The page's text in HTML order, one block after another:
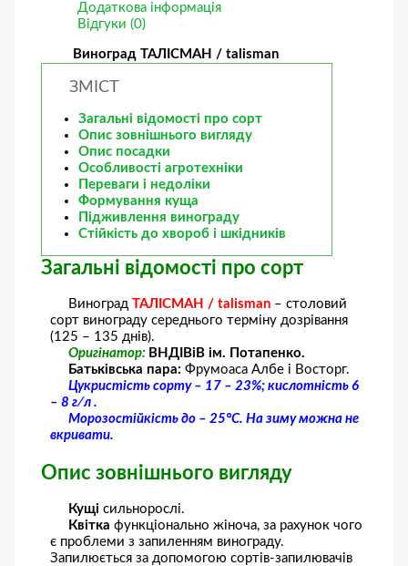
Додаткова інформація
Відгуки (0)
Виноград ТАЛІСМАН / talisman
ЗМІСТ
Загальні відомості про сорт
Опис зовнішнього вигляду
Опис посадки
Особливості агротехніки
Переваги і недоліки
Формування куща
Підживлення винограду
Стійкість до хвороб і шкідників
Загальні відомості про сорт
Виноград ТАЛІСМАН / talisman – столовий
сорт винограду середнього терміну дозрівання
(125 – 135 днів).
Оригінатор: ВНДІВіВ ім. Потапенко.
Батьківська пара:Фрумоаса Албе і Восторг.
Цукристість сорту – 17 – 23%; кислотність 6
– 8 г∕л .
Морозостійкість до – 25°С. На зиму можна не
вкривати.
Опис зовнішнього вигляду
Кущі сильнорослі.
Квітка функціонально жіноча, за рахунок чого
є проблеми з запиленням винограду.
Запилюється за допомогою сортів-запилювачів